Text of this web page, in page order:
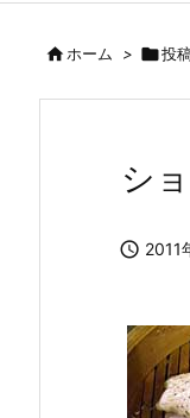
ホーム > 投
シ
 2011